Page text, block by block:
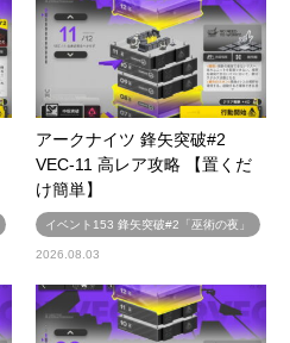
アークナイツ 鋒矢突破#2
VEC-11 高レア攻略 【置くだ
け簡単】
イベント153 鋒矢突破#2「巫術の夜」
2026.08.03